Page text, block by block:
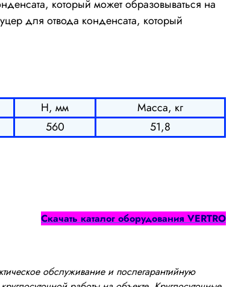
который может образовываться на
для отвода конденсата, который
Н, мм
Масса, кг
560 51,8
Cкачать каталог оборудования VERTRO
обслуживание и послегарантийную